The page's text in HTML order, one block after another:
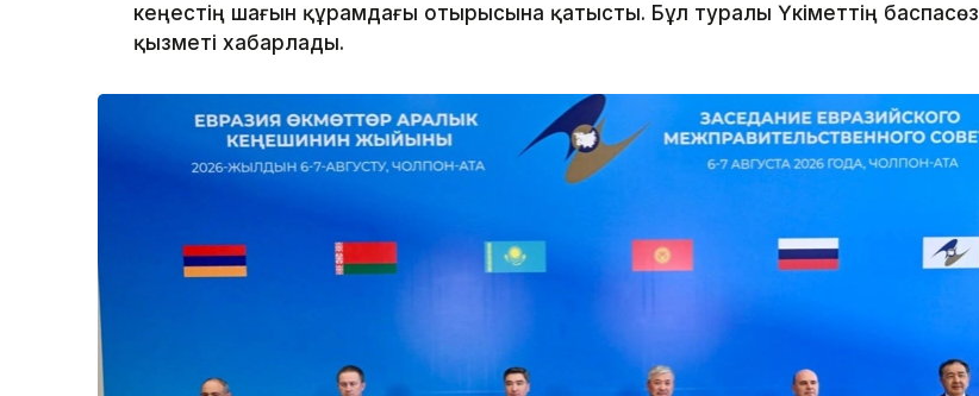
кеңестің шағын құрамдағы отырысына қатысты. Бұл туралы Үкіметтің баспасөз
қызметі хабарлады.